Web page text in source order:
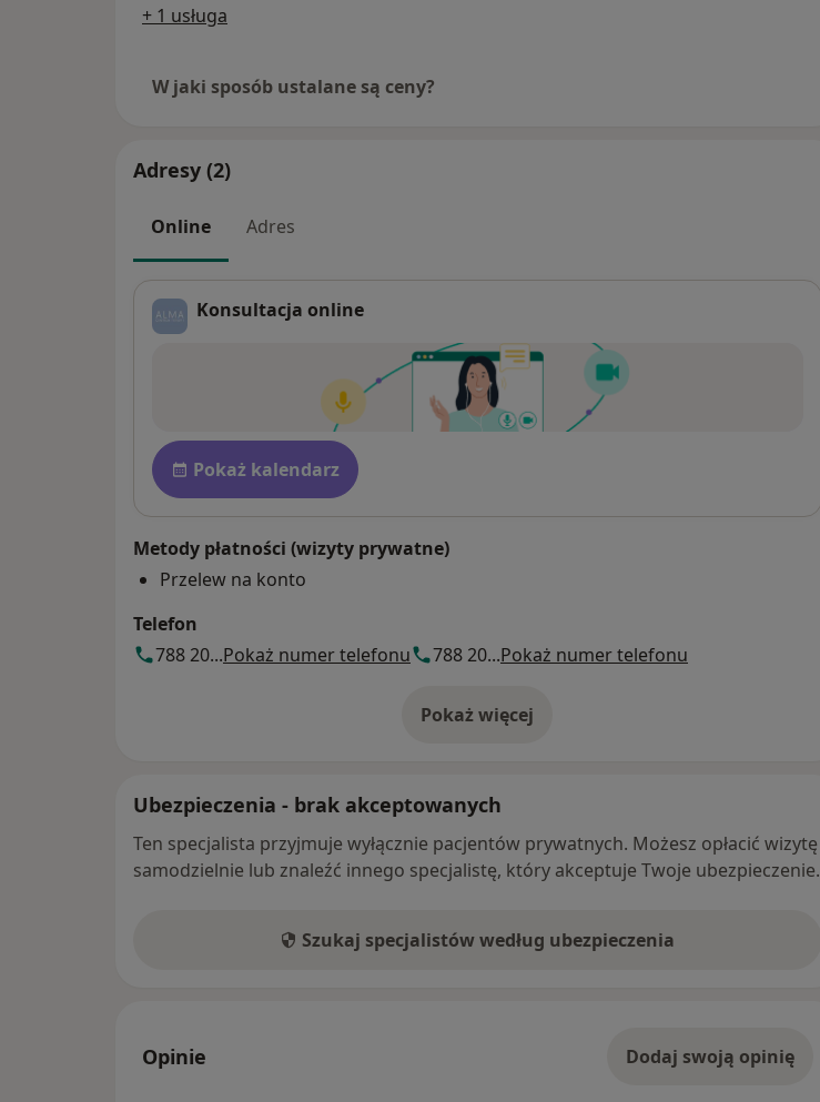
+ 1 usługa
W jaki sposób ustalane są ceny?
Adresy (2)
Online Adres
Konsultacja online
Dostępność
Pokaż kalendarz
Metody płatności (wizyty prywatne)
Przelew na konto
Telefon
788 20...Pokaż numer telefonu 788 20...Pokaż numer telefonu
Pokaż więcej
o adresie
Ubezpieczenia - brak akceptowanych
Ten specjalista przyjmuje wyłącznie pacjentów prywatnych. Możesz opłacić wizytę
samodzielnie lub znaleźć innego specjalistę, który akceptuje Twoje ubezpieczenie.
Szukaj specjalistów według ubezpieczenia
Opinie Dodaj swoją opinię